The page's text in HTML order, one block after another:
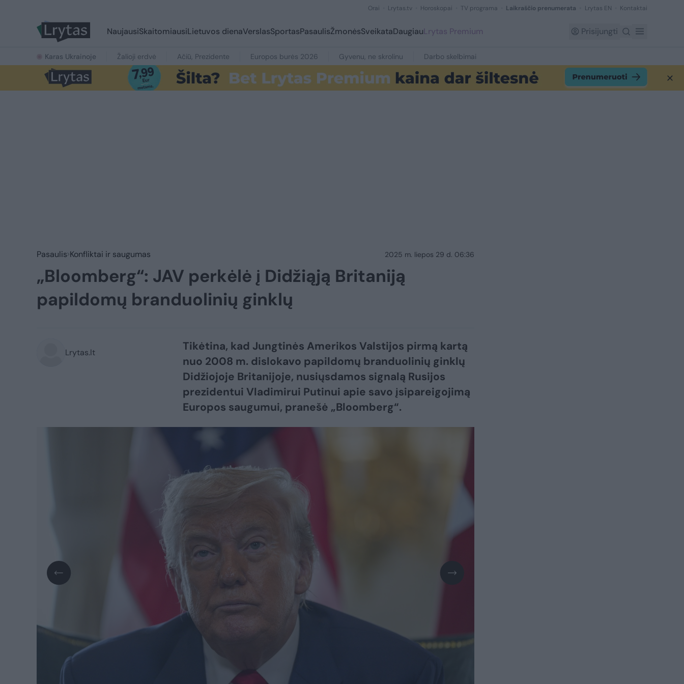
Orai Lrytas.tv Horoskopai TV programa Laikraščio prenumerata Lrytas EN Kontaktai
NaujausiSkaitomiausiLietuvos dienaVerslasSportasPasaulisŽmonėsSveikataDaugiauLrytas Premium Prisijungti
Karas Ukrainoje Žalioji erdvė Ačiū, Prezidente Europos burės 2026 Gyvenu, ne skrolinu Darbo skelbimai
Pasaulis Konfliktai ir saugumas 2025 m. liepos 29 d. 06:36
„Bloomberg“: JAV perkėlė į Didžiąją Britaniją
papildomų branduolinių ginklų
Lrytas.lt
Tikėtina, kad Jungtinės Amerikos Valstijos pirmą kartą
nuo 2008 m. dislokavo papildomų branduolinių ginklų
Didžiojoje Britanijoje, nusiųsdamos signalą Rusijos
prezidentui Vladimirui Putinui apie savo įsipareigojimą
Europos saugumui, pranešė „Bloomberg“.